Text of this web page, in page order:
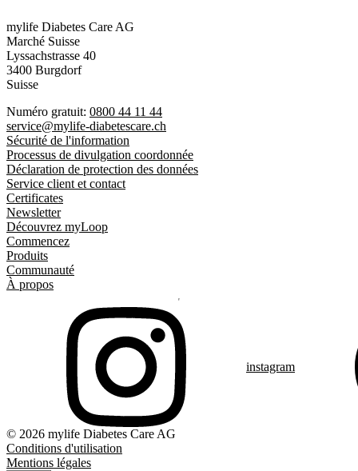
mylife Diabetes Care AG
Marché Suisse
Lyssachstrasse 40
3400 Burgdorf
Suisse
Numéro gratuit: 0800 44 11 44
service@mylife-diabetescare.ch
Sécurité de l'information
Processus de divulgation coordonnée
Déclaration de protection des données
Service client et contact
Certificates
Newsletter
Découvrez myLoop
Commencez
Produits
Communauté
À propos
instagram
© 2026 mylife Diabetes Care AG
Conditions d'utilisation
Mentions légales